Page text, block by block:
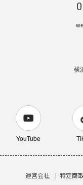
横
YouTube
運営会社 特定商